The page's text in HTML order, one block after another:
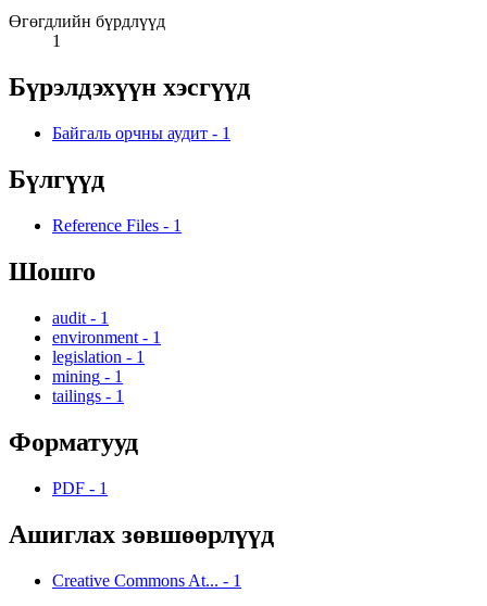
Өгөгдлийн бүрдлүүд
1
Бүрэлдэхүүн хэсгүүд
Байгаль орчны аудит - 1
Бүлгүүд
Reference Files - 1
Шошго
audit - 1
environment - 1
legislation - 1
mining - 1
tailings - 1
Форматууд
PDF - 1
Ашиглах зөвшөөрлүүд
Creative Commons At... - 1